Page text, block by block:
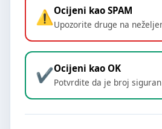
Ocijeni kao SPAM
Upozorite druge na
Ocijeni kao OK
Potvrdite da je broj siguran